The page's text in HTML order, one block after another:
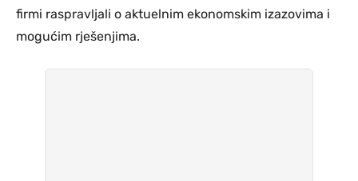
firmi raspravljali o aktuelnim ekonomskim izazovima i
mogućim rješenjima.